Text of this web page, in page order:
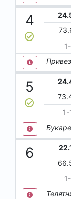
4
1-
5
1-
6
1-